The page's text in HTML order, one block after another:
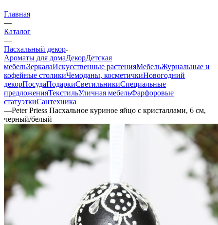
Главная
—
Каталог
—
Пасхальный декор
Ароматы для домаДекорДетская
мебельЗеркалаИскусственные растенияМебельЖурнальные и
кофейные столикиЧемоданы, косметичкиНовогодний
декорПосудаПодаркиСветильникиСпециальные
предложенияТекстильУличная мебельФарфоровые
статуэткиСантехника
—Peter Priess Пасхальное куриное яйцо с кристаллами, 6 см,
черный/белый